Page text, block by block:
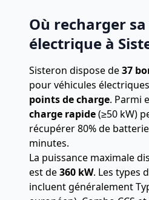
Où recharger
électrique à
Sisteron dispose de37
pour véhicules
points de charge. Parmi
charge rapide(≥50 kW)
récupérer 80% de
minutes.
La puissance maximale
est de360 kW. Les types
incluent généralement